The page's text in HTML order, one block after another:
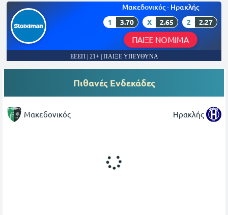
Μακεδονικός - Ηρακλής
1 3.70 X 2.65 2 2.27
ΠΑΙΞΕ ΝΟΜΙΜΑ
ΕΕΕΠ | 21+ | ΠΑΙΞΕ ΥΠΕΥΘΥΝΑ
Πιθανές Ενδεκάδες
Μακεδονικός Ηρακλής